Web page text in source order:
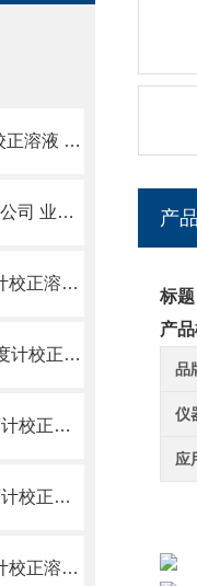
TOKI东机产业 JS 20 粘度计校正溶液 简介
舜宇光学（浙江）研究院有限公司 业务简介
TOKI东机产业 JS 1000 粘度计校正溶液 简介
TOKI东机产业 JS 160000 粘度计校正溶液 简介
TOKI东机产业 JS 52000 粘度计校正溶液 简介
TOKI东机产业 JS 14000 粘度计校正溶液 简介
TOKI东机产业 JS 2000 粘度计校正溶液 简介
产
标
产
品
仪
应